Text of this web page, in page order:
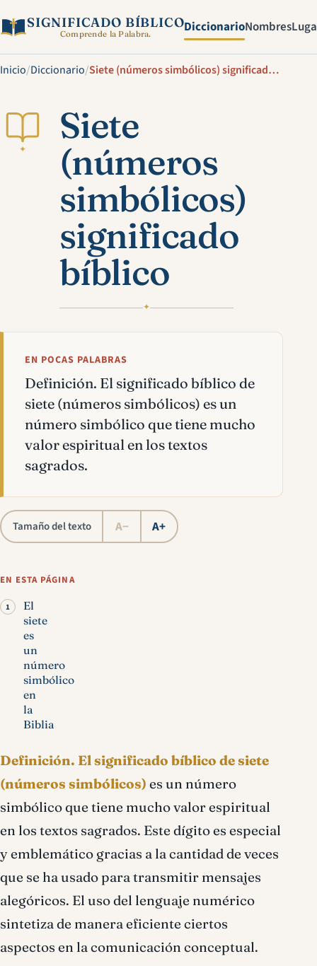
SIGNIFICADO BÍBLICO
Comprende la Palabra. DiccionarioNombres
Inicio/Diccionario/ Siete (números simbólicos) significado bíblico
✦
Siete
(números
simbólicos)
significado
bíblico
✦
EN POCAS PALABRAS
Definición. El significado bíblico de
siete (números simbólicos) es un
número simbólico que tiene mucho
valor espiritual en los textos
sagrados.
Tamaño del texto A− A+
EN ESTA PÁGINA
El
siete
es
un
número
simbólico
en
la
Biblia
Definición. El significado bíblico de siete
(números simbólicos) es un número
simbólico que tiene mucho valor espiritual
en los textos sagrados. Este dígito es especial
y emblemático gracias a la cantidad de veces
que se ha usado para transmitir mensajes
alegóricos. El uso del lenguaje numérico
sintetiza de manera eficiente ciertos
aspectos en la comunicación conceptual.